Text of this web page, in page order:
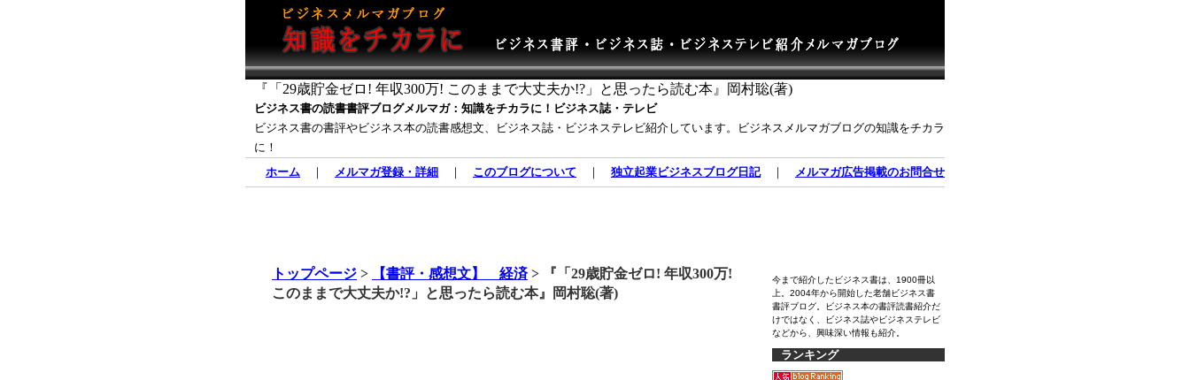
『「29歳貯金ゼロ! 年収300万! このままで大丈夫か!?」と思ったら読む本』岡村聡(著)
ビジネス書の読書書評ブログメルマガ：知識をチカラに！ビジネス誌・テレビ
ビジネス書の書評やビジネス本の読書感想文、ビジネス誌・ビジネステレビ紹介しています。ビジネスメルマガブログの知識をチカラ
に！
ホーム ｜ メルマガ登録・詳細 ｜ このブログについて ｜ 独立起業ビジネスブログ日記｜ メルマガ広告掲載のお問合せ
トップページ > 【書評・感想文】 経済> 『「29歳貯金ゼロ! 年収300万!
このままで大丈夫か!?」と思ったら読む本』岡村聡(著)
今まで紹介したビジネス書は、1900冊以
上。2004年から開始した老舗ビジネス書
書評ブログ。ビジネス本の書評読書紹介だ
けではなく、ビジネス誌やビジネステレビ
などから、興味深い情報も紹介。
ランキング